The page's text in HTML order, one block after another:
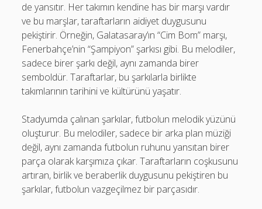
de yansıtır. Her takımın kendine has bir marşı vardır
ve bu marşlar, taraftarların aidiyet duygusunu
pekiştirir. Örneğin, Galatasaray’ın “Cim Bom” marşı,
Fenerbahçe’nin “Şampiyon” şarkısı gibi. Bu melodiler,
sadece birer şarkı değil, aynı zamanda birer
semboldür. Taraftarlar, bu şarkılarla birlikte
takımlarının tarihini ve kültürünü yaşatır.
Stadyumda çalınan şarkılar, futbolun melodik yüzünü
oluşturur. Bu melodiler, sadece bir arka plan müziği
değil, aynı zamanda futbolun ruhunu yansıtan birer
parça olarak karşımıza çıkar. Taraftarların coşkusunu
artıran, birlik ve beraberlik duygusunu pekiştiren bu
şarkılar, futbolun vazgeçilmez bir parçasıdır.